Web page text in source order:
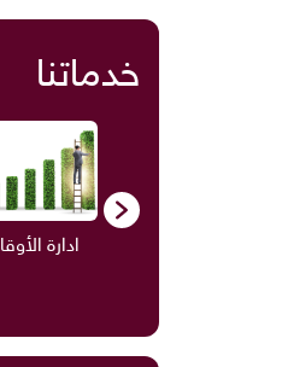
خدماتنا
ادارة